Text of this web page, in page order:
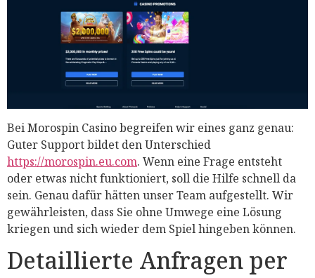
Bei Morospin Casino begreifen wir eines ganz genau:
Guter Support bildet den Unterschied
https://morospin.eu.com. Wenn eine Frage entsteht
oder etwas nicht funktioniert, soll die Hilfe schnell da
sein. Genau dafür hätten unser Team aufgestellt. Wir
gewährleisten, dass Sie ohne Umwege eine Lösung
kriegen und sich wieder dem Spiel hingeben können.
Detaillierte Anfragen per